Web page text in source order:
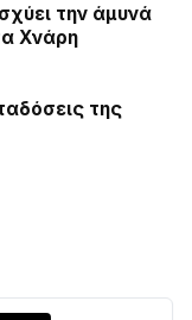
την άμυνά
Χνάρη
της